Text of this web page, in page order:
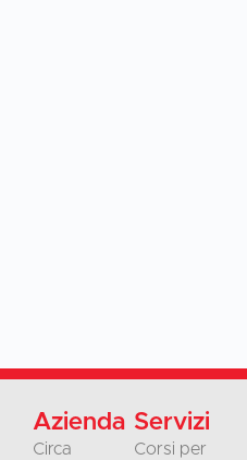
Azienda
Circa
Servizi
Corsi per